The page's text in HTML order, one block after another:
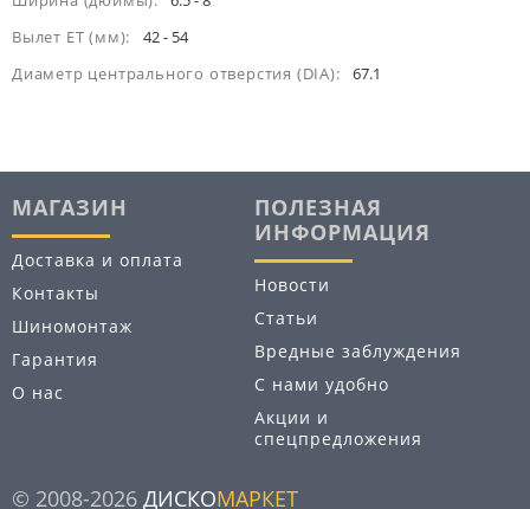
Вылет ET (мм):
42 - 54
Диаметр центрального отверстия (DIA):
67.1
МАГАЗИН
Доставка и оплата
Контакты
Шиномонтаж
Гарантия
О нас
ПОЛЕЗНАЯ
ИНФОРМАЦИЯ
Новости
Статьи
Вредные заблуждения
С нами удобно
Акции и
спецпредложения
© 2008-2026 ДИСКОМАРКЕТ